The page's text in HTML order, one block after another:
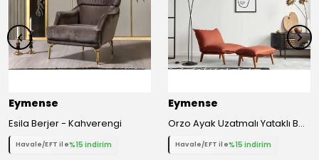
Eymense
Esila Berjer - Kahverengi
Havale/EFT ile%15 indirim
Eymense
Orzo Ayak Uzatmalı Yataklı Berjer - Kiremit
Havale/EFT ile%15 indirim